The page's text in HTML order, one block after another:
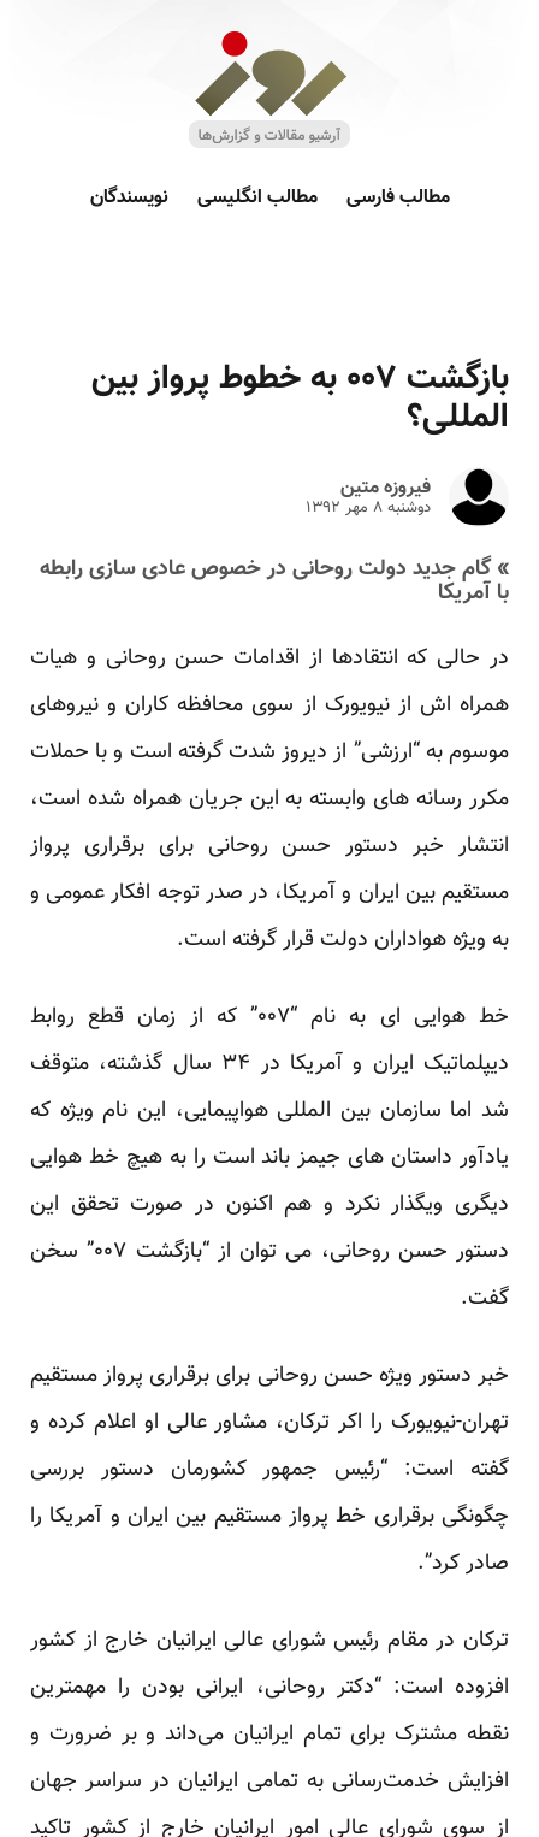
مطالب فارسی مطالب انگلیسی نویسندگان
بازگشت ۰۰۷ به خطوط پرواز بین
المللی؟
فیروزه متین
دوشنبه ۸ مهر ۱۳۹۲
» گام جدید دولت روحانی در خصوص عادی سازی رابطه
با آمریکا
در حالی که انتقادها از اقدامات حسن روحانی و هیات
همراه اش از نیویورک از سوی محافظه کاران و نیروهای
موسوم به “ارزشی” از دیروز شدت گرفته است و با حملات
مکرر رسانه های وابسته به این جریان همراه شده است،
انتشار خبر دستور حسن روحانی برای برقراری پرواز
مستقیم بین ایران و آمریکا، در صدر توجه افکار عمومی و
به ویژه هواداران دولت قرار گرفته است.
خط هوایی ای به نام “۰۰۷” که از زمان قطع روابط
دیپلماتیک ایران و آمریکا در ۳۴ سال گذشته، متوقف
شد اما سازمان بین المللی هواپیمایی، این نام ویژه که
یادآور داستان های جیمز باند است را به هیچ خط هوایی
دیگری ویگذار نکرد و هم اکنون در صورت تحقق این
دستور حسن روحانی، می توان از “بازگشت ۰۰۷” سخن
گفت.
خبر دستور ویژه حسن روحانی برای برقراری پرواز مستقیم
تهران-نیویورک را اکر ترکان، مشاور عالی او اعلام کرده و
گفته است: “رئیس جمهور کشورمان دستور بررسی
چگونگی برقراری خط پرواز مستقیم بین ایران و آمریکا را
صادر کرد”.
ترکان در مقام رئیس شورای عالی ایرانیان خارج از کشور
افزوده است: “دکتر روحانی، ایرانی بودن را مهمترین
نقطه مشترک برای تمام ایرانیان می‌داند و بر ضرورت و
افزایش خدمت‌رسانی به تمامی ایرانیان در سراسر جهان
از سوی شورای عالی امور ایرانیان خارج از کشور تاکید